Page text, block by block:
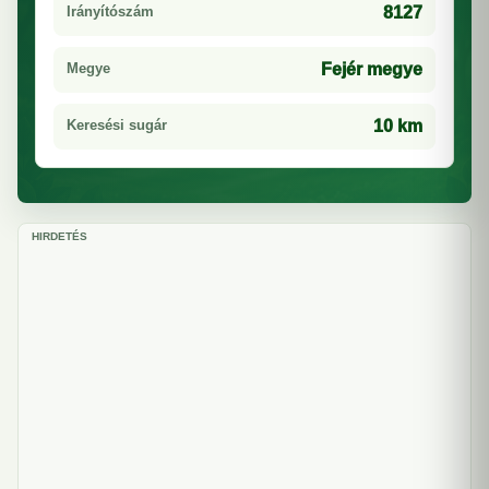
Irányítószám 8127
Megye Fejér megye
Keresési sugár 10 km
HIRDETÉS